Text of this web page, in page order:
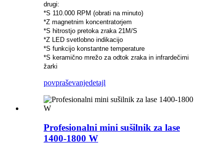
drugi:
*S 110.000 RPM (obrati na minuto)
*Z magnetnim koncentratorjem
*S hitrostjo pretoka zraka 21M/S
*Z LED svetlobno indikacijo
*S funkcijo konstantne temperature
*S keramično mrežo za odtok zraka in infrardečimi
žarki
povpraševanjedetajl
Profesionalni mini sušilnik za lase
1400-1800 W